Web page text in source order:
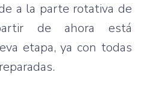
a la parte rotativa de
de ahora está
etapa, ya con todas